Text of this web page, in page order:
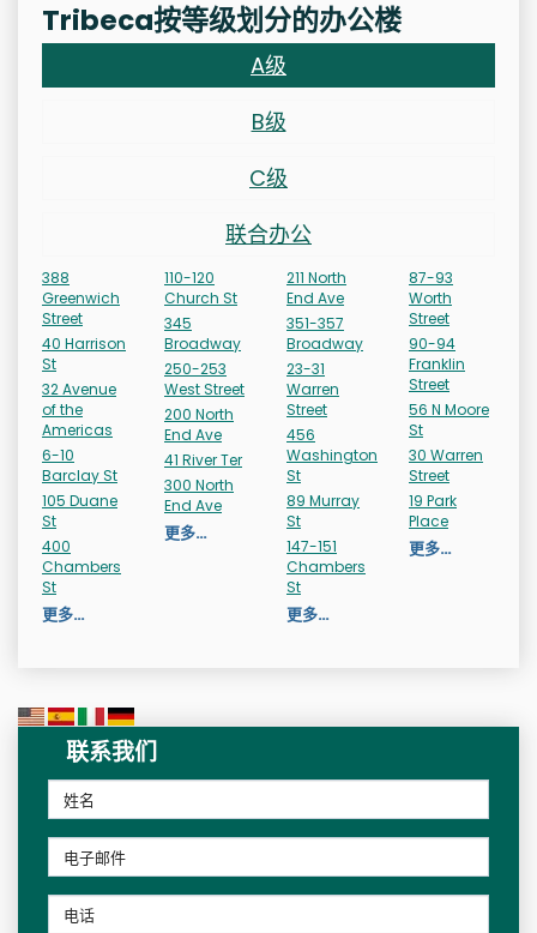
Tribeca按等级划分的办公楼
A级
B级
C级
联合办公
388
Greenwich
Street
40 Harrison
St
32 Avenue
of the
Americas
6-10
Barclay St
105 Duane
St
400
Chambers
St
更多…
110-120
Church St
345
Broadway
250-253
West Street
200 North
End Ave
41 River Ter
300 North
End Ave
更多…
211 North
End Ave
351-357
Broadway
23-31
Warren
Street
456
Washington
St
89 Murray
St
147-151
Chambers
St
更多…
87-93
Worth
Street
90-94
Franklin
Street
56 N Moore
St
30 Warren
Street
19 Park
Place
更多…
联系我们